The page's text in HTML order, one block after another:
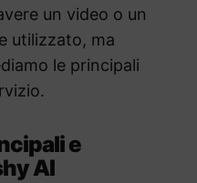
un video o un
utilizzato, ma
le principali
e
AI